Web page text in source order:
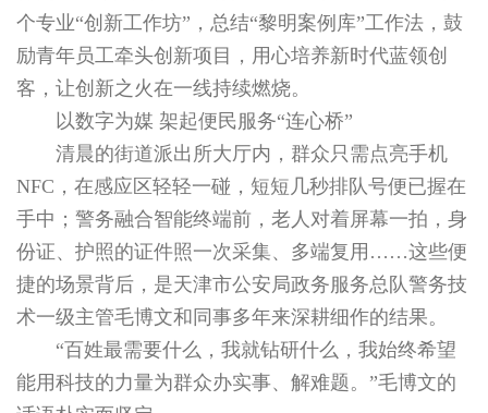
个专业“创新工作坊”，总结“黎明案例库”工作法，鼓
励青年员工牵头创新项目，用心培养新时代蓝领创
客，让创新之火在一线持续燃烧。
以数字为媒 架起便民服务“连心桥”
清晨的街道派出所大厅内，群众只需点亮手机
NFC，在感应区轻轻一碰，短短几秒排队号便已握在
手中；警务融合智能终端前，老人对着屏幕一拍，身
份证、护照的证件照一次采集、多端复用……这些便
捷的场景背后，是天津市公安局政务服务总队警务技
术一级主管毛博文和同事多年来深耕细作的结果。
“百姓最需要什么，我就钻研什么，我始终希望
能用科技的力量为群众办实事、解难题。”毛博文的